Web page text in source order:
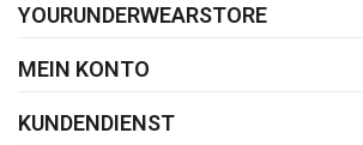
YOURUNDERWEARSTORE
MEIN KONTO
KUNDENDIENST